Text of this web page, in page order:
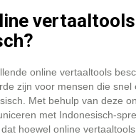
online vertaaltools
zijn voor mensen die
Met behulp van deze
met Indonesisch-
hoewel online